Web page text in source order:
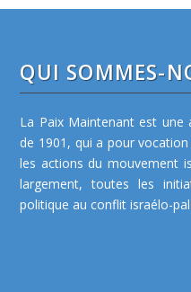
QUI SOMMES-
La Paix Maintenant est une
de 1901, qui a pour
les actions du mouvement
largement, toutes les
politique au conflit israélo-